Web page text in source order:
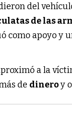
del
de las
como apoyo y
a la
de dineroy